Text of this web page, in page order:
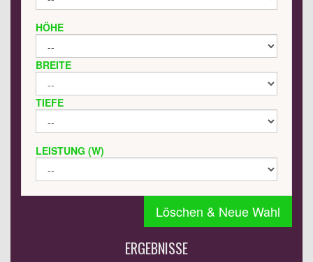
HÖHE
BREITE
TIEFE
LEISTUNG (W)
Löschen & Neue Wahl
ERGEBNISSE